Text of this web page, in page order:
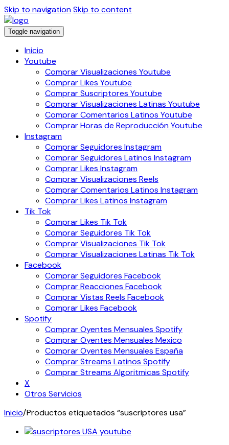
Skip to navigationSkip to content
Toggle navigation
Inicio
Youtube
Comprar Visualizaciones Youtube
Comprar Likes Youtube
Comprar Suscriptores Youtube
Comprar Visualizaciones Latinas Youtube
Comprar Comentarios Latinos Youtube
Comprar Horas de Reproducción Youtube
Instagram
Comprar Seguidores Instagram
Comprar Seguidores Latinos Instagram
Comprar Likes Instagram
Comprar Visualizaciones Reels
Comprar Comentarios Latinos Instagram
Comprar Likes Latinos Instagram
Tik Tok
Comprar Likes Tik Tok
Comprar Seguidores Tik Tok
Comprar Visualizaciones Tik Tok
Comprar Visualizaciones Latinas Tik Tok
Facebook
Comprar Seguidores Facebook
Comprar Reacciones Facebook
Comprar Vistas Reels Facebook
Comprar Likes Facebook
Spotify
Comprar Oyentes Mensuales Spotify
Comprar Oyentes Mensuales Mexico
Comprar Oyentes Mensuales España
Comprar Streams Latinos Spotify
Comprar Streams Algoritmicas Spotify
X
Otros Servicios
Inicio/Productos etiquetados “suscriptores usa”